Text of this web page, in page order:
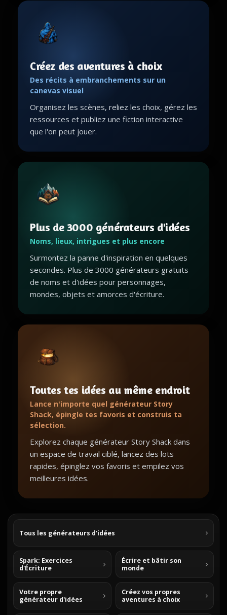
Créez des aventures à choix
Des récits à embranchements sur un
canevas visuel
Organisez les scènes, reliez les choix, gérez les
ressources et publiez une fiction interactive
que l'on peut jouer.
Plus de 3000 générateurs d'idées
Noms, lieux, intrigues et plus encore
Surmontez la panne d'inspiration en quelques
secondes. Plus de 3000 générateurs gratuits
de noms et d'idées pour personnages,
mondes, objets et amorces d'écriture.
Toutes tes idées au même endroit
Lance n'importe quel générateur Story
Shack, épingle tes favoris et construis ta
sélection.
Explorez chaque générateur Story Shack dans
un espace de travail ciblé, lancez des lots
rapides, épinglez vos favoris et empilez vos
meilleures idées.
Tous les générateurs d'idées
Spark: Exercices
d'Écriture
Écrire et bâtir son
monde
Votre propre
générateur d'idées
Créez vos propres
aventures à choix